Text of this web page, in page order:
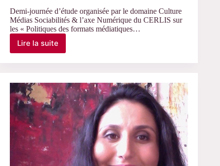
Demi-journée d’étude organisée par le domaine Culture
Médias Sociabilités & l’axe Numérique du CERLIS sur
les « Politiques des formats médiatiques…
Lire la suite
Le
–
JE
« Politiques
des
formats
médiatiques
et
numériques »